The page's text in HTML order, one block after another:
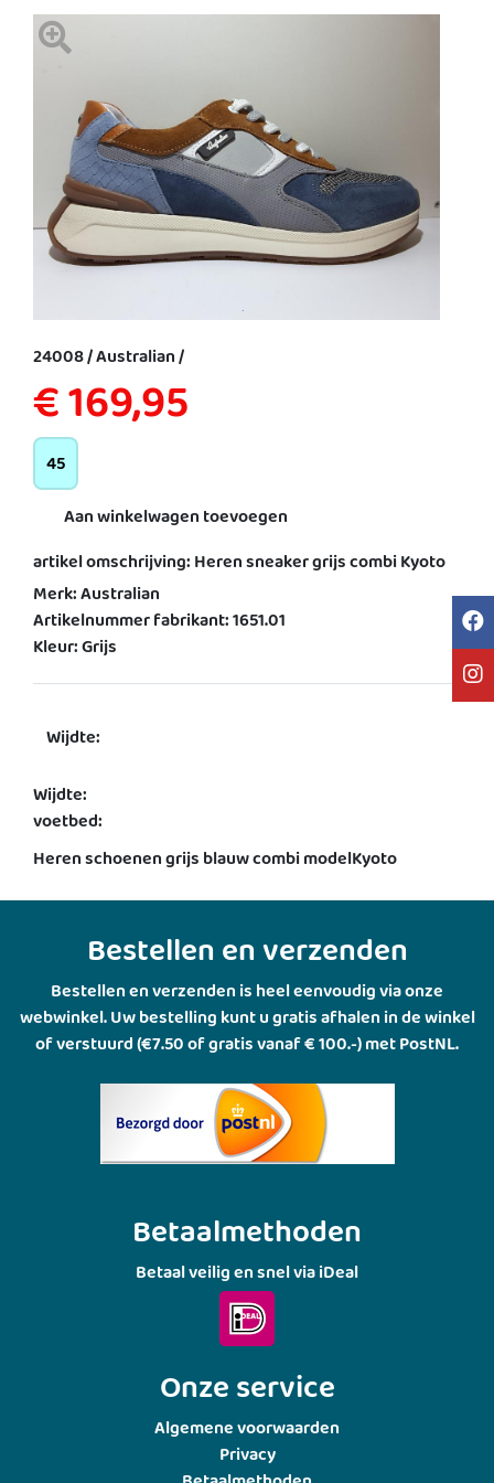
24008 / Australian /
€ 169,95
45
Aan winkelwagen toevoegen
artikel omschrijving: Heren sneaker grijs combi Kyoto
Merk: Australian
Artikelnummer fabrikant: 1651.01
Kleur: Grijs
Wijdte:
Wijdte:
voetbed:
Heren schoenen grijs blauw combi modelKyoto
Bestellen en verzenden
Bestellen en verzenden is heel eenvoudig via onze
webwinkel. Uw bestelling kunt u gratis afhalen in de winkel
of verstuurd (€7.50 of gratis vanaf € 100.-) met PostNL.
Betaalmethoden
Betaal veilig en snel via iDeal
Onze service
Algemene voorwaarden
Privacy